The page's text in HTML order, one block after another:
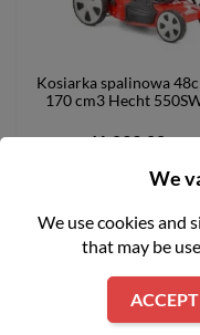
Kosiarka spalinowa
170 cm3 Hecht
zł1,899.00
ADD TO CART
We
We use cookies and
that may be